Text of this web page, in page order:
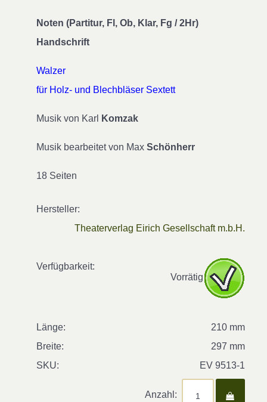
Noten (Partitur, Fl, Ob, Klar, Fg / 2Hr)
Handschrift
Walzer
für Holz- und Blechbläser Sextett
Musik von Karl Komzak
Musik bearbeitet von Max Schönherr
18 Seiten
Hersteller:
Theaterverlag Eirich Gesellschaft m.b.H.
Verfügbarkeit:
Vorrätig
Länge:
210 mm
Breite:
297 mm
SKU:
EV 9513-1
Anzahl: